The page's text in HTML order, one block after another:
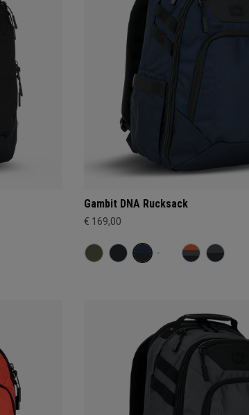
Gambit DNA Rucksack
€ 169,00